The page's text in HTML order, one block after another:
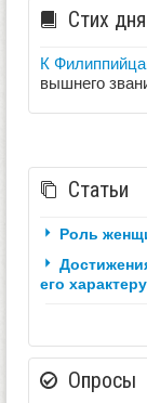
Стих дня
К
вышнего
Статьи
Роль
его характеру
Опросы